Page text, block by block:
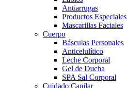
Antiarrugas
Productos Especiales
Mascarillas Faciales
Cuerpo
Básculas Personales
Anticelulítico
Leche Corporal
Gel de Ducha
SPA Sal Corporal
Cuidado Capilar